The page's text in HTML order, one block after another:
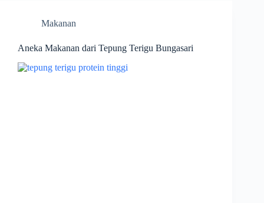
Makanan
Aneka Makanan dari Tepung Terigu Bungasari